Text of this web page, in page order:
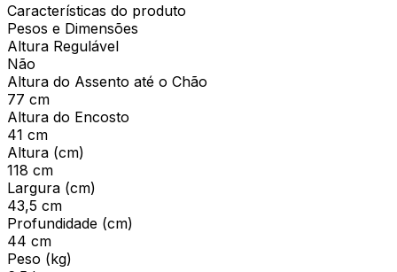
Características do produto
Pesos e Dimensões
Altura Regulável
Não
Altura do Assento até o Chão
77 cm
Altura do Encosto
41 cm
Altura (cm)
118 cm
Largura (cm)
43,5 cm
Profundidade (cm)
44 cm
Peso (kg)